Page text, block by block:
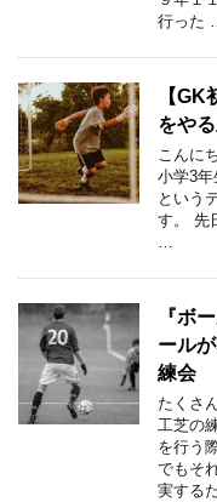
行った
【
をや
こんに
小学3年
という
す。 先
…
『ボ
ール
練会
たくさ
工芝の
を行う
でもそ
実する